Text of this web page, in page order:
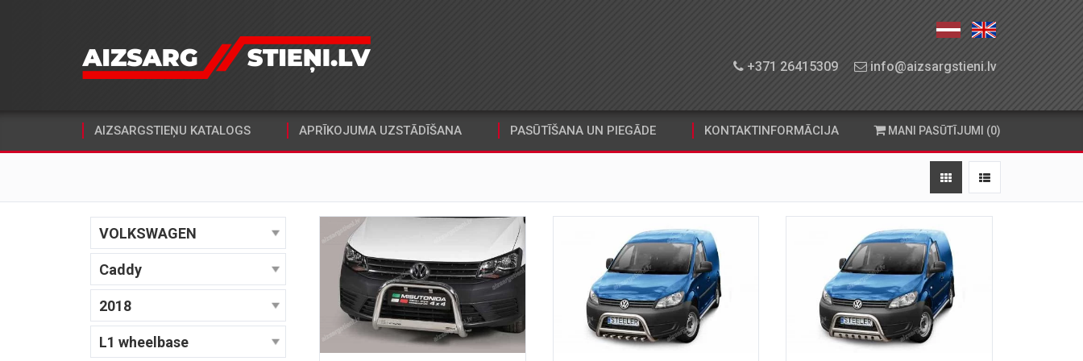
+371 26415309 info@aizsargstieni.lv
AIZSARGSTIEŅU KATALOGS APRĪKOJUMA UZSTĀDĪŠANA PASŪTĪŠANA UN PIEGĀDE KONTAKTINFORMĀCIJA MANI PASŪTĪJUMI (0)